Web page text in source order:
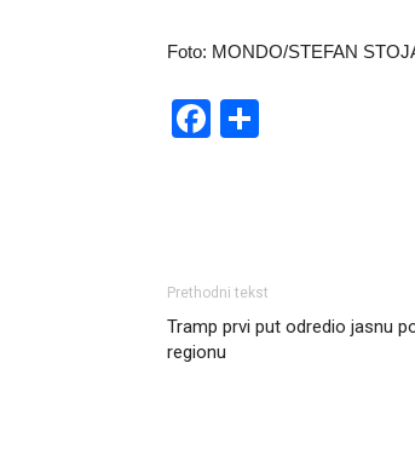
Foto: MONDO/STEFAN
Facebook
Prethodni tekst
Tramp prvi put odredio jasnu
regionu